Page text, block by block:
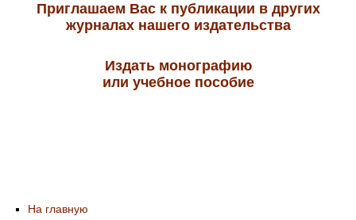
Приглашаем Вас к публикации в других
журналах нашего издательства
Издать монографию
или учебное пособие
На главную